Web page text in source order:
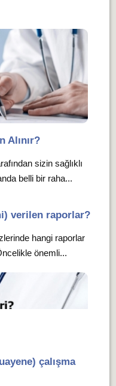
Alınır?
sizin sağlıklı
belli bir raha...
verilen raporlar?
hangi raporlar
önemli...
çalışma